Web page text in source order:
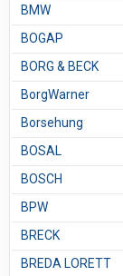
BMW
BOGAP
BORG & BECK
BorgWarner
Borsehung
BOSAL
BOSCH
BPW
BRECK
BREDA LORETT